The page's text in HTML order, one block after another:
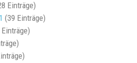
Einträge)
(39 Einträge)